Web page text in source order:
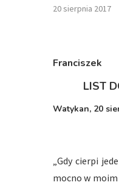
20 sierpnia 2017
Franciszek
LIST
Watykan, 20
„Gdy cierpi
mocno w